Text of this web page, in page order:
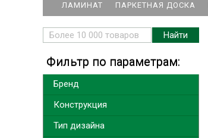
ЛАМИНАТ ПАРКЕТНАЯ ДОСКА
Фильтр по параметрам:
Бренд
Конструкция
Тип дизайна